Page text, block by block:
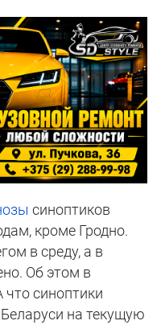
синоптиков
кроме Гродно.
в среду, а в
Об этом в
что синоптики
на текущую